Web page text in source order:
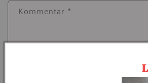
Kommentar *
Bitte beachte, dass Kommentare vor der